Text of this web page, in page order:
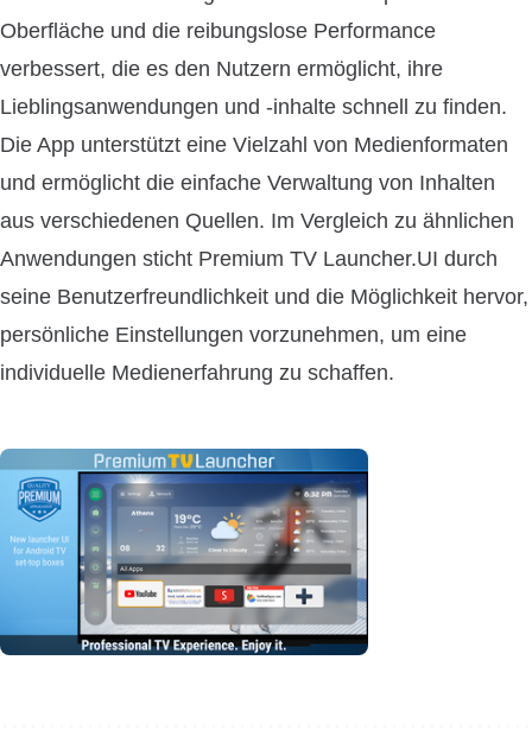
Oberfläche und die reibungslose Performance
verbessert, die es den Nutzern ermöglicht, ihre
Lieblingsanwendungen und -inhalte schnell zu finden.
Die App unterstützt eine Vielzahl von Medienformaten
und ermöglicht die einfache Verwaltung von Inhalten
aus verschiedenen Quellen. Im Vergleich zu ähnlichen
Anwendungen sticht Premium TV Launcher.UI durch
seine Benutzerfreundlichkeit und die Möglichkeit hervor,
persönliche Einstellungen vorzunehmen, um eine
individuelle Medienerfahrung zu schaffen.